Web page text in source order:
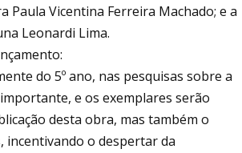
Paula Vicentina Ferreira Machado; e a
Leonardi Lima.
do 5º ano, nas pesquisas sobre a
e os exemplares serão
desta obra, mas também o
incentivando o despertar da